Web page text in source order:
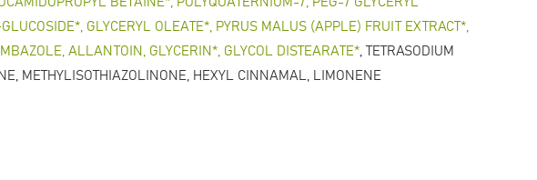
GLYCERYL OLEATE*, PYRUS MALUS (APPLE) FRUIT EXTRACT*,
ALLANTOIN, GLYCERIN*, GLYCOL DISTEARATE*, TETRASODIUM
METHYLISOTHIAZOLINONE, HEXYL CINNAMAL, LIMONENE